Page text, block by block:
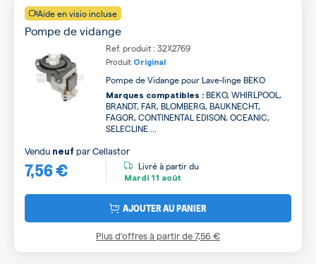
Aide en visio incluse
Pompe de vidange
Ref. produit : 32X2769
Produit Original
Pompe de Vidange pour Lave-linge BEKO
Marques compatibles : BEKO, WHIRLPOOL,
BRANDT, FAR, BLOMBERG, BAUKNECHT,
FAGOR, CONTINENTAL EDISON, OCEANIC,
SELECLINE ...
7,56 €
Vendu neuf parCellastor
Livré à partir du
Mardi 11 août
AJOUTER AU PANIER
Plus d’offres à partir de7,56 €